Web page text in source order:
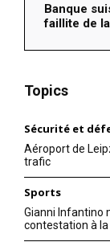
Banque
faillite de
Topics
Sécurité et
Aéroport de
trafic
Sports
Gianni Infantino
contestation à la